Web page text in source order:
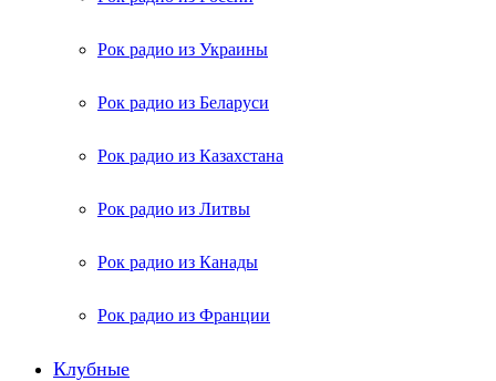
Рок радио из Украины
Рок радио из Беларуси
Рок радио из Казахстана
Рок радио из Литвы
Рок радио из Канады
Рок радио из Франции
Клубные